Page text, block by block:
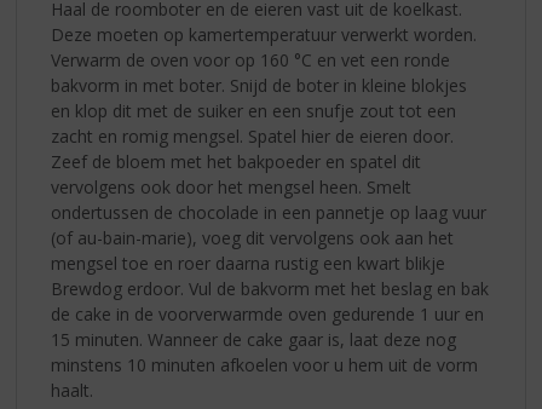
Haal de roomboter en de eieren vast uit de koelkast.
Deze moeten op kamertemperatuur verwerkt worden.
Verwarm de oven voor op 160 °C en vet een ronde
bakvorm in met boter. Snijd de boter in kleine blokjes
en klop dit met de suiker en een snufje zout tot een
zacht en romig mengsel. Spatel hier de eieren door.
Zeef de bloem met het bakpoeder en spatel dit
vervolgens ook door het mengsel heen. Smelt
ondertussen de chocolade in een pannetje op laag vuur
(of au-bain-marie), voeg dit vervolgens ook aan het
mengsel toe en roer daarna rustig een kwart blikje
Brewdog erdoor. Vul de bakvorm met het beslag en bak
de cake in de voorverwarmde oven gedurende 1 uur en
15 minuten. Wanneer de cake gaar is, laat deze nog
minstens 10 minuten afkoelen voor u hem uit de vorm
haalt.